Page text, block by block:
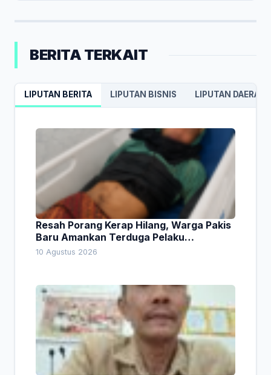
BERITA TERKAIT
LIPUTAN BERITA LIPUTAN BISNIS LIPUTAN DAERAH
Resah Porang Kerap Hilang, Warga Pakis
Baru Amankan Terduga Pelaku
Pencurian
10 Agustus 2026